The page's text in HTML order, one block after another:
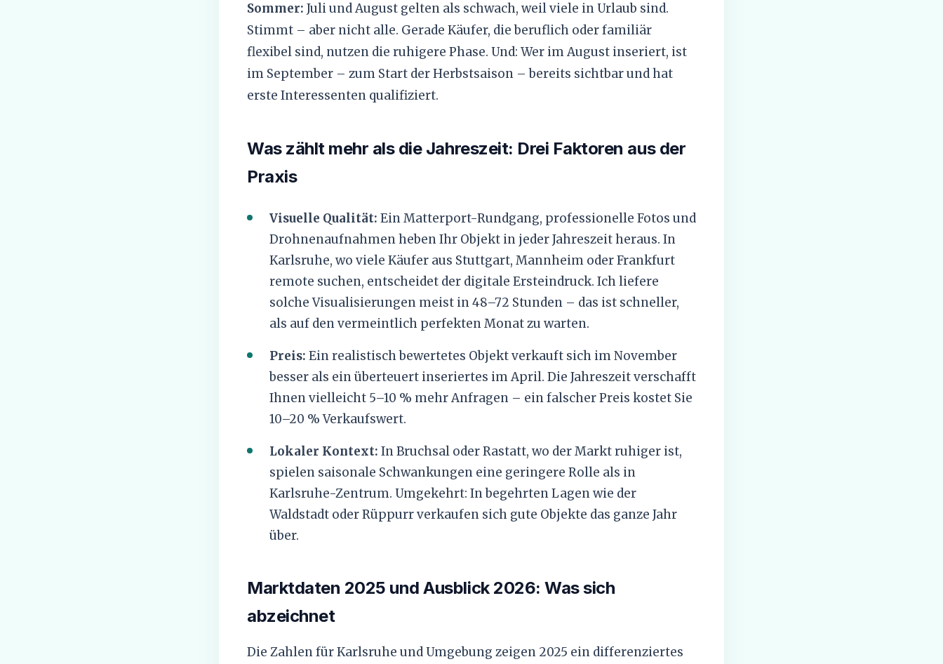
Sommer: Juli und August gelten als schwach, weil viele in Urlaub sind.
Stimmt – aber nicht alle. Gerade Käufer, die beruflich oder familiär
flexibel sind, nutzen die ruhigere Phase. Und: Wer im August inseriert, ist
im September – zum Start der Herbstsaison – bereits sichtbar und hat
erste Interessenten qualifiziert.
Was zählt mehr als die Jahreszeit: Drei Faktoren aus der
Praxis
Visuelle Qualität: Ein Matterport-Rundgang, professionelle Fotos und
Drohnenaufnahmen heben Ihr Objekt in jeder Jahreszeit heraus. In
Karlsruhe, wo viele Käufer aus Stuttgart, Mannheim oder Frankfurt
remote suchen, entscheidet der digitale Ersteindruck. Ich liefere
solche Visualisierungen meist in 48–72 Stunden – das ist schneller,
als auf den vermeintlich perfekten Monat zu warten.
Preis: Ein realistisch bewertetes Objekt verkauft sich im November
besser als ein überteuert inseriertes im April. Die Jahreszeit verschafft
Ihnen vielleicht 5–10 % mehr Anfragen – ein falscher Preis kostet Sie
10–20 % Verkaufswert.
Lokaler Kontext: In Bruchsal oder Rastatt, wo der Markt ruhiger ist,
spielen saisonale Schwankungen eine geringere Rolle als in
Karlsruhe-Zentrum. Umgekehrt: In begehrten Lagen wie der
Waldstadt oder Rüppurr verkaufen sich gute Objekte das ganze Jahr
über.
Marktdaten 2025 und Ausblick 2026: Was sich
abzeichnet
Die Zahlen für Karlsruhe und Umgebung zeigen 2025 ein differenziertes